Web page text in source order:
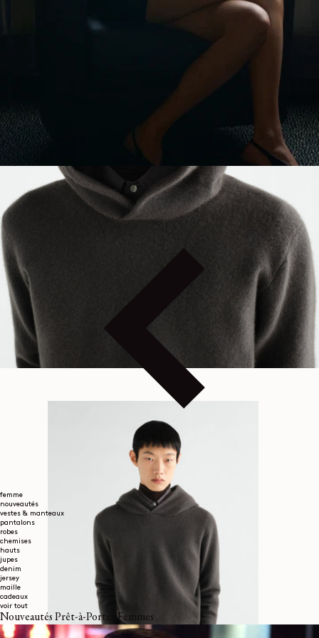
femme
nouveautés
vestes & manteaux
pantalons
robes
chemises
hauts
jupes
denim
jersey
maille
cadeaux
voir tout
Nouveautés Prêt-à-Porter Femmes